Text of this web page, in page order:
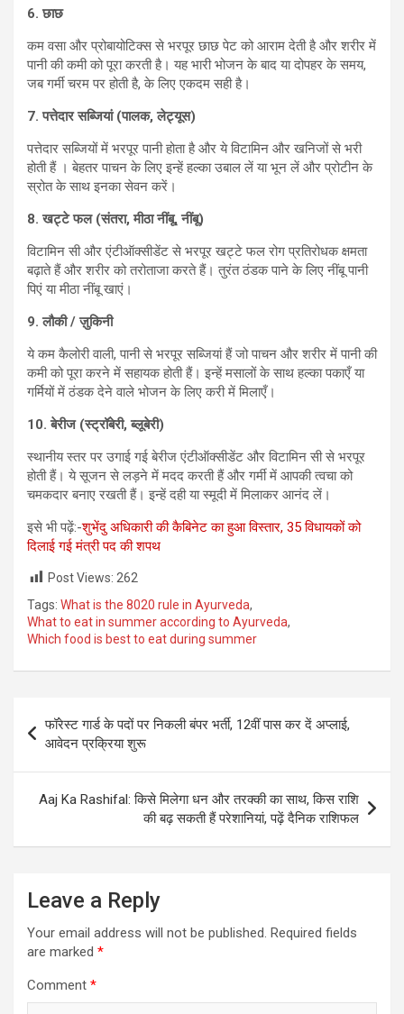
6.छाछ
कम वसा और प्रोबायोटिक्स से भरपूर छाछ पेट को आराम देती है और शरीर में
पानी की कमी को पूरा करती है। यह भारी भोजन के बाद या दोपहर के समय,
जब गर्मी चरम पर होती है, के लिए एकदम सही है।
7.पत्तेदार सब्जियां (पालक,लेट्यूस)
पत्तेदार सब्जियों में भरपूर पानी होता है और ये विटामिन और खनिजों से भरी
होती हैं । बेहतर पाचन के लिए इन्हें हल्का उबाल लें या भून लें और प्रोटीन के
स्रोत के साथ इनका सेवन करें।
8.खट्टे फल (संतरा,मीठा नींबू,नींबू)
विटामिन सी और एंटीऑक्सीडेंट से भरपूर खट्टे फल रोग प्रतिरोधक क्षमता
बढ़ाते हैं और शरीर को तरोताजा करते हैं। तुरंत ठंडक पाने के लिए नींबू पानी
पिएं या मीठा नींबू खाएं।
9.लौकी / ज़ुकिनी
ये कम कैलोरी वाली, पानी से भरपूर सब्जियां हैं जो पाचन और शरीर में पानी की
कमी को पूरा करने में सहायक होती हैं। इन्हें मसालों के साथ हल्का पकाएँ या
गर्मियों में ठंडक देने वाले भोजन के लिए करी में मिलाएँ।
10.बेरीज (स्ट्रॉबेरी,ब्लूबेरी)
स्थानीय स्तर पर उगाई गई बेरीज एंटीऑक्सीडेंट और विटामिन सी से भरपूर
होती हैं। ये सूजन से लड़ने में मदद करती हैं और गर्मी में आपकी त्वचा को
चमकदार बनाए रखती हैं। इन्हें दही या स्मूदी में मिलाकर आनंद लें।
इसे भी पढ़ें:-शुभेंदु अधिकारी की कैबिनेट का हुआ विस्तार, 35 विधायकों को
दिलाई गई मंत्री पद की शपथ
Post Views: 262
Tags: What is the 8020 rule in Ayurveda,
What to eat in summer according to Ayurveda,
Which food is best to eat during summer
Post
navigation
फॉरेस्ट गार्ड के पदों पर निकली बंपर भर्ती, 12वीं पास कर दें अप्लाई,
आवेदन प्रक्रिया शुरू
Aaj Ka Rashifal: किसे मिलेगा धन और तरक्की का साथ, किस राशि
की बढ़ सकती हैं परेशानियां, पढ़ें दैनिक राशिफल
Leave a Reply
Your email address will not be published. Required fields
are marked *
Comment *